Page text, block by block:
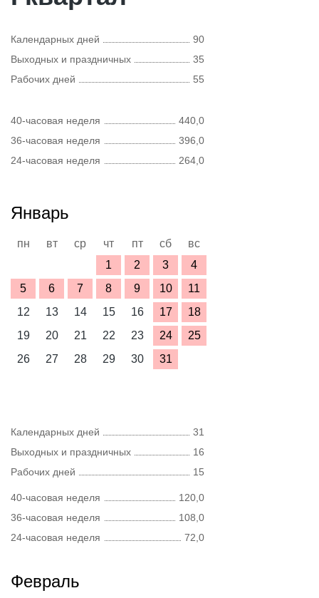
Календарных дней
90
Выходных и праздничных
35
Рабочих дней
55
40-часовая неделя
440,0
36-часовая неделя
396,0
24-часовая неделя
264,0
Январь
пн вт ср чт пт сб
вс
1
2 3
4
5
6 7 8 9 10
11
12
13 14 15 16 17
18
19
20 21 22 23 24
25
26
27 28 29 30 31
Календарных дней
31
Выходных и праздничных
16
Рабочих дней
15
40-часовая неделя
120,0
36-часовая неделя
108,0
24-часовая неделя
72,0
Февраль